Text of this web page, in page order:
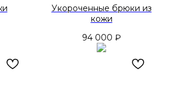
Укороченные брюки из
кожи
94 000 ₽